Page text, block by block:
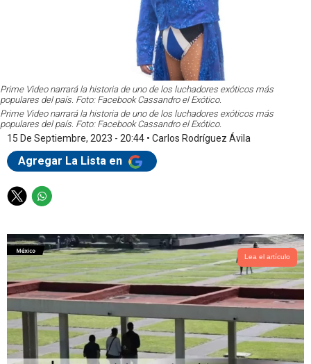
Prime Video narrará la historia de uno de los luchadores exóticos más
populares del país. Foto: Facebook Cassandro el Exótico.
Prime Video narrará la historia de uno de los luchadores exóticos más
populares del país. Foto: Facebook Cassandro el Exótico.
15 De Septiembre, 2023 - 20:44 • Carlos Rodríguez Ávila
Agregar La Lista en
T
i
t
t
e
r
W
a
t
s
a
p
p
Lea el artículo